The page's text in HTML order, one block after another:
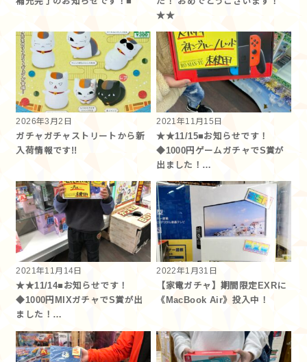
★★
2026年3月2日
ガチャガチャストリートから新
入荷情報です!!
2021年11月15日
★★11/15■お知らせです！
◆1000円ゲームガチャでS賞が
出ました！…
2021年11月14日
★★11/14■お知らせです！
◆1000円MIXガチャでS賞が出
ました！…
2022年1月31日
【家電ガチャ】期間限定EXRに
《MacBook Air》投入中！